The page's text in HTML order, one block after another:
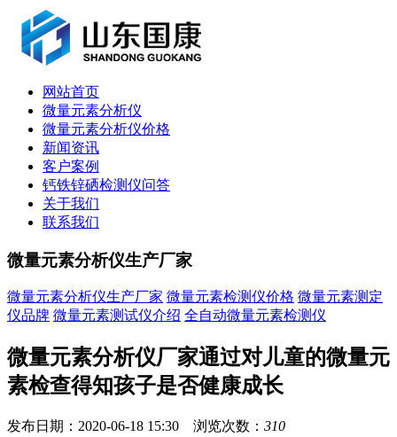
网站首页
微量元素分析仪
微量元素分析仪价格
新闻资讯
客户案例
钙铁锌硒检测仪问答
关于我们
联系我们
微量元素分析仪生产厂家
微量元素分析仪生产厂家 微量元素检测仪价格 微量元素测定
仪品牌 微量元素测试仪介绍 全自动微量元素检测仪
微量元素分析仪厂家通过对儿童的微量元
素检查得知孩子是否健康成长
发布日期：2020-06-18 15:30 浏览次数： 310